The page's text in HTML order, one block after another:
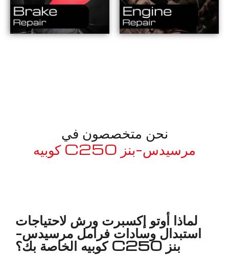
نحن متخصصون في
مرسيدس-بنز C250 كوبيه
لماذا أوتو إكسبرت ورش لاحتياجات
استبدال وسادات فرامل مرسيدس-
بنز C250 كوبيه الخاصة بك؟